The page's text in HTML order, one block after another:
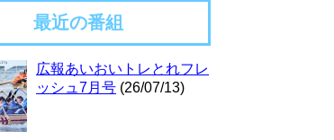
最近の番組
広報あいおいトレとれフレ
ッシュ7月号 (26/07/13)